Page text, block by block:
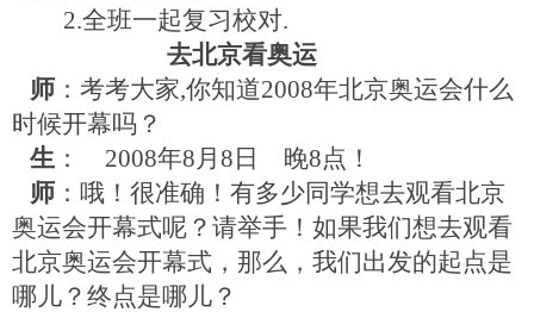
2.全班一起复习校对.
去北京看奥运
师 ：考考大家,你知道2008年北京奥运会什么
时候开幕吗？
生 ： 2008年8月 8 日 晚8点！
师 ：哦！很准确！有多少同学想去观看北京
奥运会开幕式呢？请举手！如果我们想去观看
北京奥运会开幕式，那么，我们出发的起点是
哪儿？终点是哪儿？